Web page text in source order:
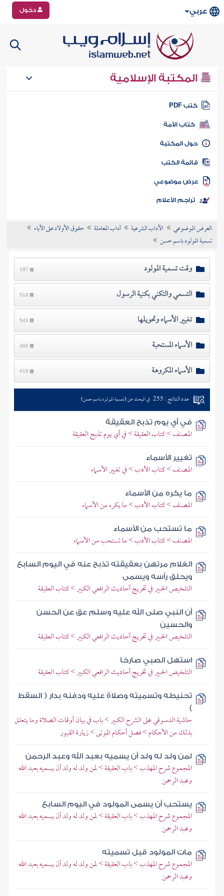
عربي دخول
المكتبة الإسلامية
كتب PDF
كتاب الأمة
المكتبة
الكتب
موضوعي
تراجم الأعلام
العرض الموضوعي الآداب الشرعية آداب المعاملة
حقوق الأولاد على الآباء
تسمية المولود باسم حسن
وقت تسمية المولود 197
التسمي والتكني بكنية الرسول 516
تغيير الأسماء وتحويلها 543
الأسماء المستحبة 486
الأسماء المكروهة 416
عدد النتائج : 255 في البحث عن (تسمية المولود باسم حسن)
في أي يوم تذبح العقيقة
المصنف > كتاب العقيقة > في أي يوم تذبح العقيقة
تغيير الأسماء
المصنف > كتاب الأدب > في تغيير الأسماء
ما يكره من الأسماء
المصنف > كتاب الأدب > ما يكره من الأسماء
ما تستحب من الأسماء
المصنف > كتاب الأدب > ما تستحب من الأسماء
الغلام مرتهن بعقيقته تذبح عنه في اليوم السابع
ويحلق رأسه ويسمى
التلخيص الحبير في تخريج أحاديث الرافعي الكبير > كتاب العقيقة
أن النبي صلى الله عليه وسلم عق عن الحسن
والحسين
التلخيص الحبير في تخريج أحاديث الرافعي الكبير > كتاب العقيقة
استهل الصبي صارخا
التلخيص الحبير في تخريج أحاديث الرافعي الكبير > كتاب العقيقة
تحنيطه وتسميته وصلاة عليه ودفنه بدار ( السقط
)
حاشية الدسوقي على الشرح الكبير > باب في بيان أوقات الصلاة وما يتعلق
بذلك من الأحكام > فصل أحكام الموتى > زيارة القبور
لمن ولد له ولد أن يسميه بعبد الله وعبد الرحمن
المجموع شرح المهذب > باب العقيقة > لمن ولد له ولد أن يسميه بعبد الله
وعبد الرحمن
يستحب أن يسمى المولود في اليوم السابع
المجموع شرح المهذب > باب العقيقة > لمن ولد له ولد أن يسميه بعبد الله
وعبد الرحمن
مات المولود قبل تسميته
المجموع شرح المهذب > باب العقيقة > لمن ولد له ولد أن يسميه بعبد الله
وعبد الرحمن